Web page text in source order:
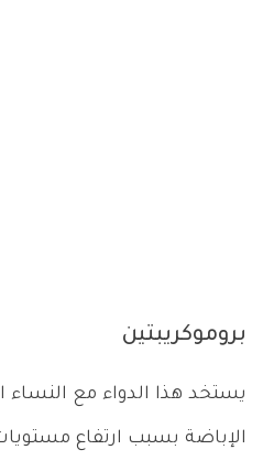
بروموكريبتين
يستخد هذا الدواء مع
الإباضة بسبب ارتفاع